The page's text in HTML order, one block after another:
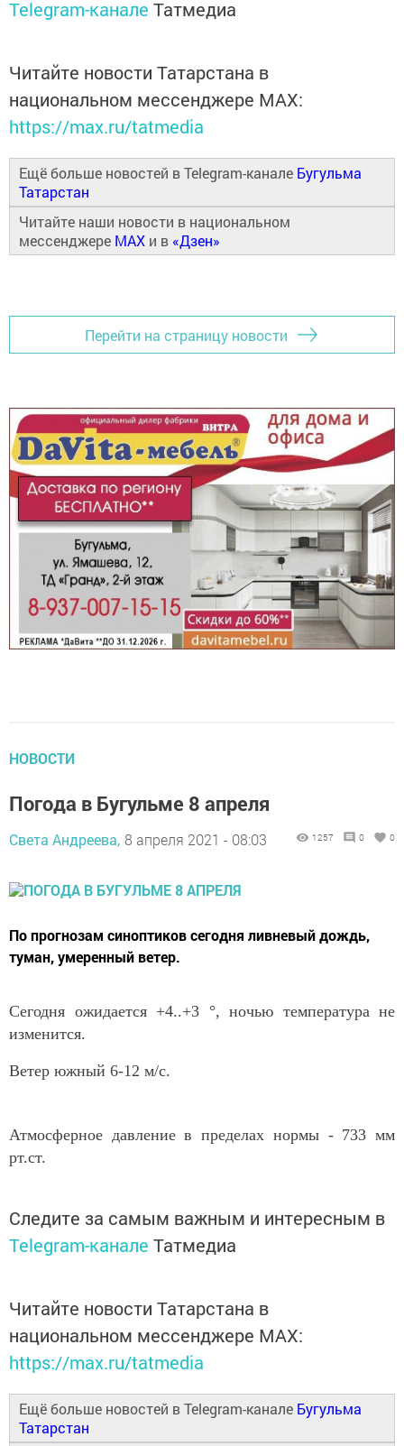
Telegram-канале Татмедиа
Читайте новости Татарстана в
национальном мессенджере MАХ:
https://max.ru/tatmedia
Ещё больше новостей в Telegram-канале Бугульма
Татарстан
Читайте наши новости в национальном
мессенджере MAX и в «Дзен»
Перейти на страницу новости
НОВОСТИ
Погода в Бугульме 8 апреля
Света Андреева, 8 апреля 2021 - 08:03 1257 0 0
По прогнозам синоптиков сегодня ливневый дождь,
туман, умеренный ветер.
Сегодня ожидается +4..+3 °, ночью температура не
изменится.
Ветер южный 6-12 м/с.
Атмосферное давление в пределах нормы - 733 мм
рт.ст.
Следите за самым важным и интересным в
Telegram-канале Татмедиа
Читайте новости Татарстана в
национальном мессенджере MАХ:
https://max.ru/tatmedia
Ещё больше новостей в Telegram-канале Бугульма
Татарстан